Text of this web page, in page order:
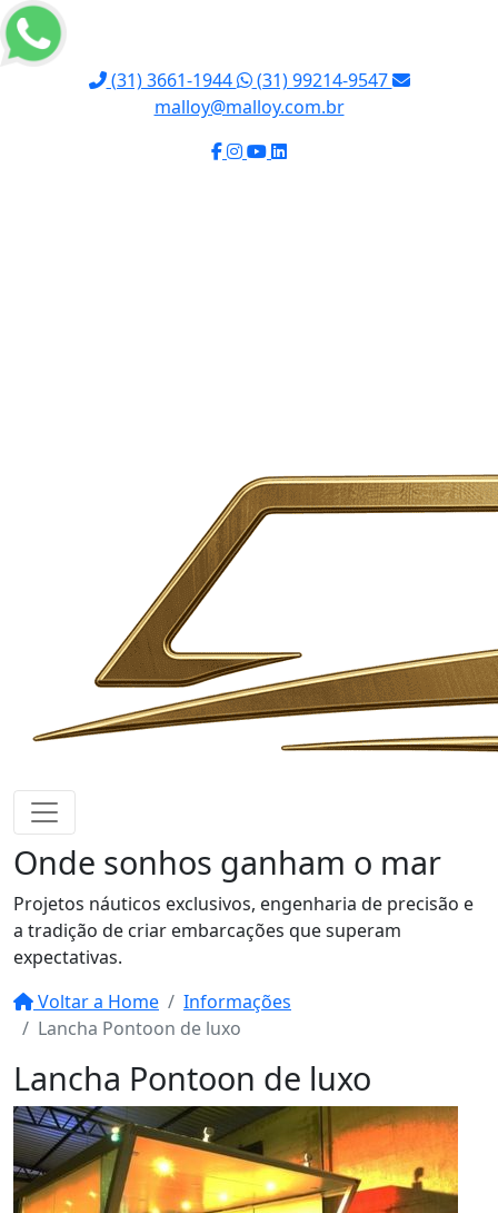
(31) 3661-1944
(31) 99214-9547
malloy@malloy.com.br
Onde sonhos ganham o mar
Projetos náuticos exclusivos, engenharia de precisão e
a tradição de criar embarcações que superam
expectativas.
Voltar a Home
Informações
Lancha Pontoon de luxo
Lancha Pontoon de luxo